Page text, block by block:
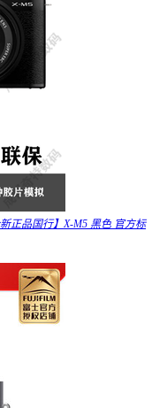
正品国行】X-M5 黑色 官方标